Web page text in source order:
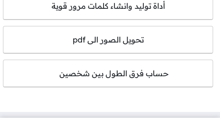
أداة توليد وانشاء كلمات مرور قوية
تحويل الصور الى pdf
حساب فرق الطول بين شخصين